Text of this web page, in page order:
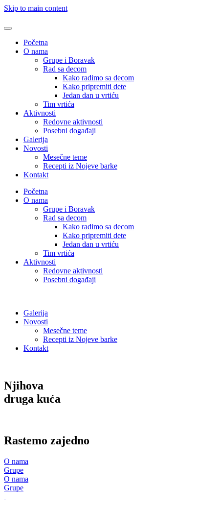
Skip to main content
Početna
O nama
Grupe i Boravak
Rad sa decom
Kako radimo sa decom
Kako pripremiti dete
Jedan dan u vrtiću
Tim vrtića
Aktivnosti
Redovne aktivnosti
Posebni događaji
Galerija
Novosti
Mesečne teme
Recepti iz Nojeve barke
Kontakt
Početna
O nama
Grupe i Boravak
Rad sa decom
Kako radimo sa decom
Kako pripremiti dete
Jedan dan u vrtiću
Tim vrtića
Aktivnosti
Redovne aktivnosti
Posebni događaji
Galerija
Novosti
Mesečne teme
Recepti iz Nojeve barke
Kontakt
Njihova
druga kuća
Rastemo zajedno
O nama
Grupe
O nama
Grupe